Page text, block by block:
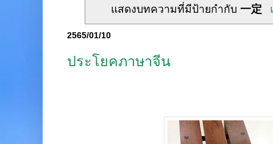
แสดงบทความที่มีป้ายกำกับ一定
2565/01/10
ประโยคภาษาจีน